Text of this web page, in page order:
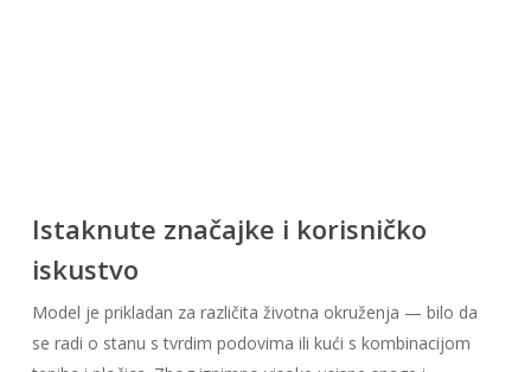
Istaknute značajke i korisničko
iskustvo
Model je prikladan za različita životna okruženja — bilo da
se radi o stanu s tvrdim podovima ili kući s kombinacijom